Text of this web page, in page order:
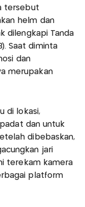
tersebut
helm dan
dilengkapi Tanda
Saat diminta
dan
merupakan
di lokasi,
dan untuk
dibebaskan,
jari
terekam kamera
platform